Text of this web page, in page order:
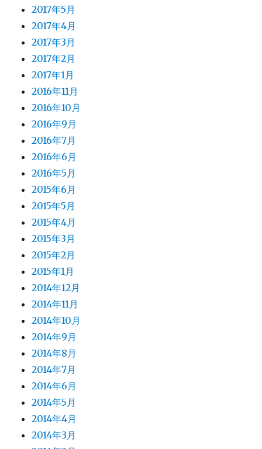
2017年5月
2017年4月
2017年3月
2017年2月
2017年1月
2016年11月
2016年10月
2016年9月
2016年7月
2016年6月
2016年5月
2015年6月
2015年5月
2015年4月
2015年3月
2015年2月
2015年1月
2014年12月
2014年11月
2014年10月
2014年9月
2014年8月
2014年7月
2014年6月
2014年5月
2014年4月
2014年3月